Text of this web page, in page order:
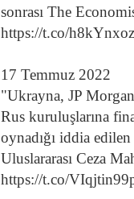
sonrası The
https://t.co/
17 Temmuz 2022
"Ukrayna, JP
Rus kuruluşlarına
oynadığı iddia
Uluslararası Ceza
https://t.co/